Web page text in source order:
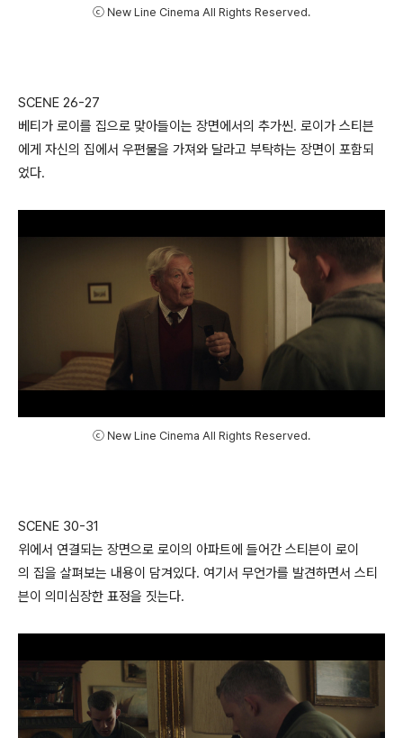
ⓒ New Line Cinema All Rights Reserved.
SCENE 26-27
베티가 로이를 집으로 맞아들이는 장면에서의 추가씬. 로이가 스티븐
에게 자신의 집에서 우편물을 가져와 달라고 부탁하는 장면이 포함되
었다.
ⓒ New Line Cinema All Rights Reserved.
SCENE 30-31
위에서 연결되는 장면으로 로이의 아파트에 들어간 스티븐이 로이
의 집을 살펴보는 내용이 담겨있다. 여기서 무언가를 발견하면서 스티
븐이 의미심장한 표정을 짓는다.